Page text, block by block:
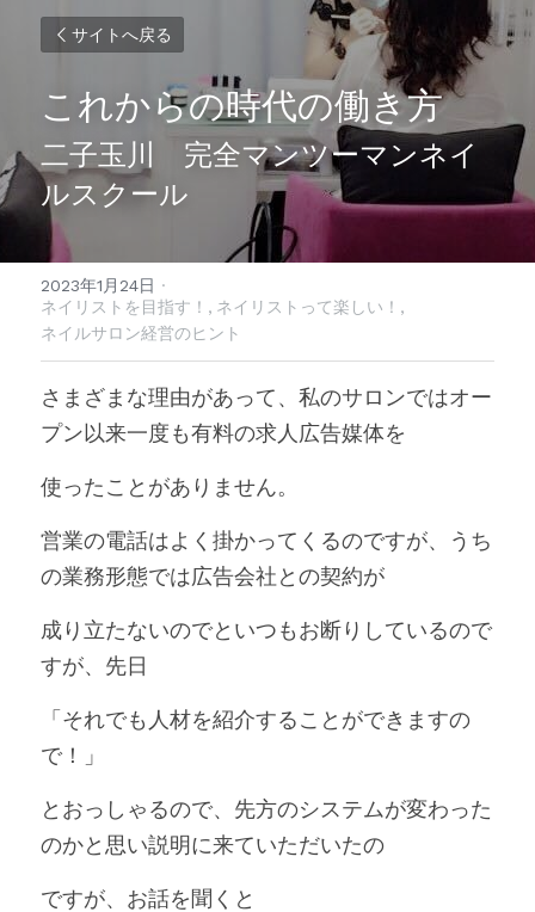
サイトへ戻る
これからの時代の働き方
二子玉川　完全マンツーマンネイ
ルスクール
2023年1月24日 ·
ネイリストを目指す！, ネイリストって楽しい！,
ネイルサロン経営のヒント
さまざまな理由があって、私のサロンではオー
プン以来一度も有料の求人広告媒体を
使ったことがありません。
営業の電話はよく掛かってくるのですが、うち
の業務形態では広告会社との契約が
成り立たないのでといつもお断りしているので
すが、先日
「それでも人材を紹介することができますの
で！」
とおっしゃるので、先方のシステムが変わった
のかと思い説明に来ていただいたの
ですが、お話を聞くと